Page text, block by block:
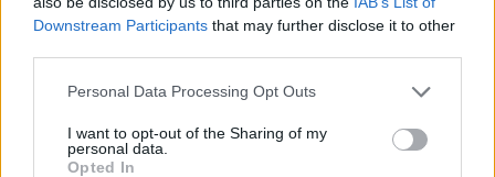
Downstream Participants that may further disclose it to other
Personal Data Processing Opt Outs
I want to opt-out of the Sharing of my
personal data.
Opted In